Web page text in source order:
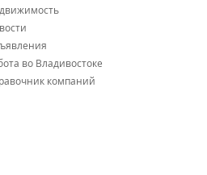
во Владивостоке
компаний